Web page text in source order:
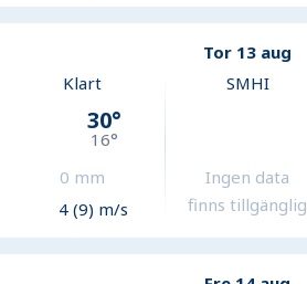
Tor 13 aug
Klart
30°
16°
0 mm
4 (9) m/s
SMHI
Ingen data
finns tillgänglig